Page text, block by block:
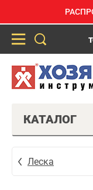
КАТАЛОГ
Леска